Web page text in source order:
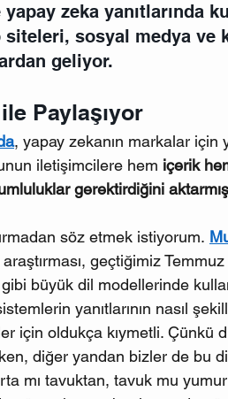
zeka yanıtlarında
siteleri, sosyal medya ve
geliyor.
Paylaşıyor
, yapay zekanın markalar
iletişimcilere hem içerik
gerektirdiğini
söz etmek istiyorum.
araştırması, geçtiğimiz Temmuz
büyük dil modellerinde
yanıtlarının nasıl
için oldukça kıymetli. Çünkü
diğer yandan bizler de bu
mı tavuktan, tavuk mu